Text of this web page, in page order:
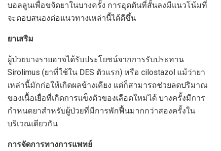
บอลลูนเพื่อขจัดยาในบางครั้ง การอุดตันที่สั้นลงมีแนวโน้มที่
จะตอบสนองต่อแนวทางเหล่านี้ได้ดีขึ้น
ยาเสริม
ผู้ป่วยบางรายอาจได้รับประโยชน์จากการรับประทาน
Sirolimus (ยาที่ใช้ใน DES ตัวแรก) หรือ cilostazol แม้ว่ายา
เหล่านี้มักก่อให้เกิดผลข้างเคียง แต่ก็สามารถช่วยลดปริมาณ
ของเนื้อเยื่อที่เกิดการแข็งตัวของเลือดใหม่ได้ บางครั้งมีการ
กำหนดยาสำหรับผู้ป่วยที่มีการพักฟื้นมากกว่าสองครั้งใน
บริเวณเดียวกัน
การจัดการทางการแพทย์